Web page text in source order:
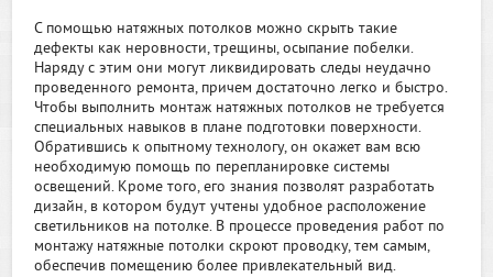
С помощью натяжных потолков можно скрыть такие
дефекты как неровности, трещины, осыпание побелки.
Наряду с этим они могут ликвидировать следы неудачно
проведенного ремонта, причем достаточно легко и быстро.
Чтобы выполнить монтаж натяжных потолков не требуется
специальных навыков в плане подготовки поверхности.
Обратившись к опытному технологу, он окажет вам всю
необходимую помощь по перепланировке системы
освещений. Кроме того, его знания позволят разработать
дизайн, в котором будут учтены удобное расположение
светильников на потолке. В процессе проведения работ по
монтажу натяжные потолки скроют проводку, тем самым,
обеспечив помещению более привлекательный вид.